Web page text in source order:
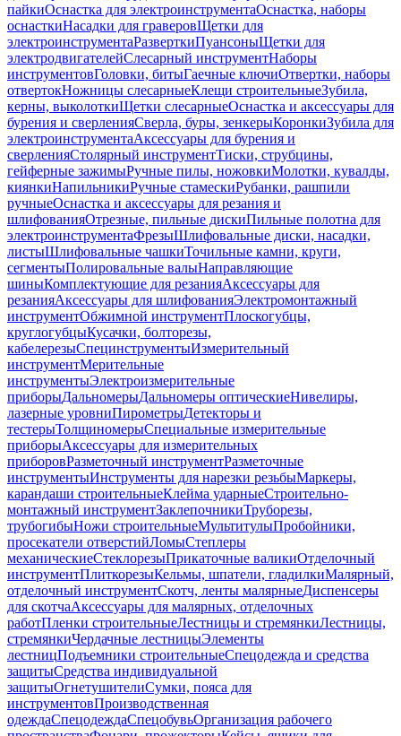
пайкиОснастка для электроинструментаОснастка, наборы
оснасткиНасадки для граверовЩетки для
электроинструментаРазверткиПуансоныЩетки для
электродвигателейСлесарный инструментНаборы
инструментовГоловки, битыГаечные ключиОтвертки, наборы
отвертокНожницы слесарныеКлещи строительныеЗубила,
керны, выколоткиЩетки слесарныеОснастка и аксессуары для
бурения и сверленияСверла, буры, зенкерыКоронкиЗубила для
электроинструментаАксессуары для бурения и
сверленияСтолярный инструментТиски, струбцины,
гейферные зажимыРучные пилы, ножовкиМолотки, кувалды,
киянкиНапильникиРучные стамескиРубанки, рашпили
ручныеОснастка и аксессуары для резания и
шлифованияОтрезные, пильные дискиПильные полотна для
электроинструментаФрезыШлифовальные диски, насадки,
листыШлифовальные чашкиТочильные камни, круги,
сегментыПолировальные валыНаправляющие
шиныКомплектующие для резанияАксессуары для
резанияАксессуары для шлифованияЭлектромонтажный
инструментОбжимной инструментПлоскогубцы,
круглогубцыКусачки, болторезы,
кабелерезыСпецинструментыИзмерительный
инструментМерительные
инструментыЭлектроизмерительные
приборыДальномерыДальномеры оптическиеНивелиры,
лазерные уровниПирометрыДетекторы и
тестерыТолщиномерыСпециальные измерительные
приборыАксессуары для измерительных
приборовРазметочный инструментРазметочные
инструментыИнструменты для нарезки резьбыМаркеры,
карандаши строительныеКлейма ударныеСтроительно-
монтажный инструментЗаклепочникиТруборезы,
трубогибыНожи строительныеМультитулыПробойники,
просекатели отверстийЛомыСтеплеры
механическиеСтеклорезыПрикаточные валикиОтделочный
инструментПлиткорезыКельмы, шпатели, гладилкиМалярный,
отделочный инструментСкотч, ленты малярныеДиспенсеры
для скотчаАксессуары для малярных, отделочных
работПленки строительныеЛестницы и стремянкиЛестницы,
стремянкиЧердачные лестницыЭлементы
лестницПодъемники строительныеСпецодежда и средства
защитыСредства индивидуальной
защитыОгнетушителиСумки, пояса для
инструментовПроизводственная
одеждаСпецодеждаСпецобувьОрганизация рабочего